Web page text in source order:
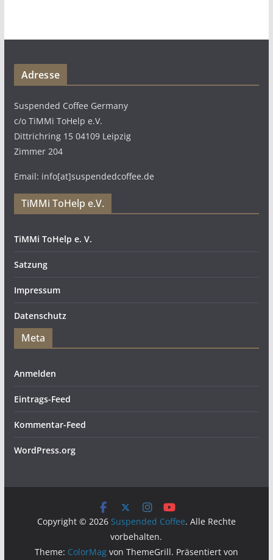
Adresse
Suspended Coffee Germany
c/o TiMMi ToHelp e.V.
Dittrichring 15 04109 Leipzig
Zimmer 204
Email: info[at]suspendedcoffee.de
TiMMi ToHelp e.V.
TiMMi ToHelp e. V.
Satzung
Impressum
Datenschutz
Meta
Anmelden
Eintrags-Feed
Kommentar-Feed
WordPress.org
Copyright © 2026 Suspended Coffee. Alle Rechte
vorbehalten.
Theme: ColorMagvon ThemeGrill. Präsentiert von